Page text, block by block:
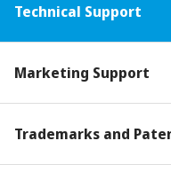
COOLMAX®PRO
The LYCRA Company
Technical Support
Marketing Support
Trademarks and